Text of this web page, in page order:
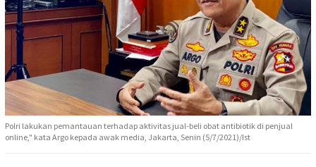
Polri lakukan pemantauan terhadap aktivitas jual-beli obat antibiotik di penjual
online," kata Argo kepada awak media, Jakarta, Senin (5/7/2021)/Ist